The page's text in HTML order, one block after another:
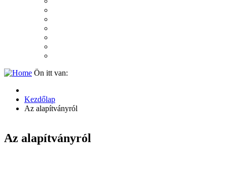
Ön itt van:
Kezdőlap
Az alapítványról
Az alapítványról